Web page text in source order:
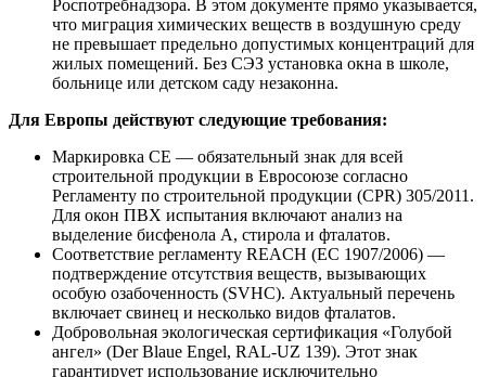
Роспотребнадзора. В этом документе прямо указывается,
что миграция химических веществ в воздушную среду
не превышает предельно допустимых концентраций для
жилых помещений. Без СЭЗ установка окна в школе,
больнице или детском саду незаконна.
Для Европы действуют следующие требования:
Маркировка CE — обязательный знак для всей
строительной продукции в Евросоюзе согласно
Регламенту по строительной продукции (CPR) 305/2011.
Для окон ПВХ испытания включают анализ на
выделение бисфенола А, стирола и фталатов.
Соответствие регламенту REACH (EC 1907/2006) —
подтверждение отсутствия веществ, вызывающих
особую озабоченность (SVHC). Актуальный перечень
включает свинец и несколько видов фталатов.
Добровольная экологическая сертификация «Голубой
ангел» (Der Blaue Engel, RAL-UZ 139). Этот знак
гарантирует использование исключительно